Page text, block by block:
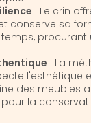
: Le crin
conserve sa
procurant
: La
l'esthétique
des meubles
la